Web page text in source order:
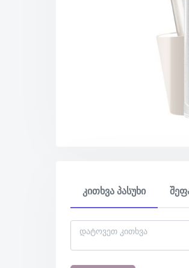
კითხვა პასუხი